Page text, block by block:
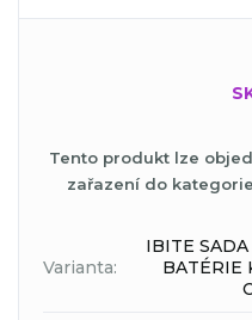
Tento produkt lze
zařazení do
Varianta:
IBITE SADA
BATÉRIE